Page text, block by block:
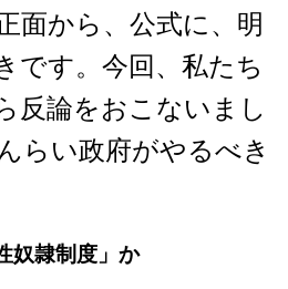
面から、公式に、明
です。今回、私たち
反論をおこないまし
らい政府がやるべき
奴隷制度」か